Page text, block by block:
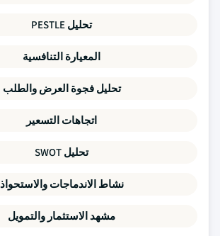
تحليل PESTLE
المعيارة التنافسية
تحليل فجوة العرض والطلب
اتجاهات التسعير
تحليل SWOT
نشاط الاندماجات والاستحواذ
مشهد الاستثمار والتمويل